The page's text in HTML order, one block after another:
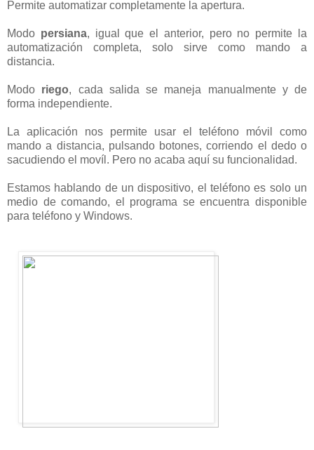
Permite automatizar completamente la apertura.
Modo persiana, igual que el anterior, pero no permite la
automatización completa, solo sirve como mando a
distancia.
Modo riego, cada salida se maneja manualmente y de
forma independiente.
La aplicación nos permite usar el teléfono móvil como
mando a distancia, pulsando botones, corriendo el dedo o
sacudiendo el movíl. Pero no acaba aquí su funcionalidad.
Estamos hablando de un dispositivo, el teléfono es solo un
medio de comando, el programa se encuentra disponible
para teléfono y Windows.